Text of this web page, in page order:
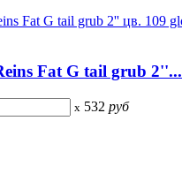
Fat G tail grub 2''...
x 532 руб